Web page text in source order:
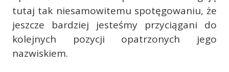
tutaj tak niesamowitemu spotęgowaniu, że
jeszcze bardziej jesteśmy przyciągani do
kolejnych pozycji opatrzonych jego
nazwiskiem.